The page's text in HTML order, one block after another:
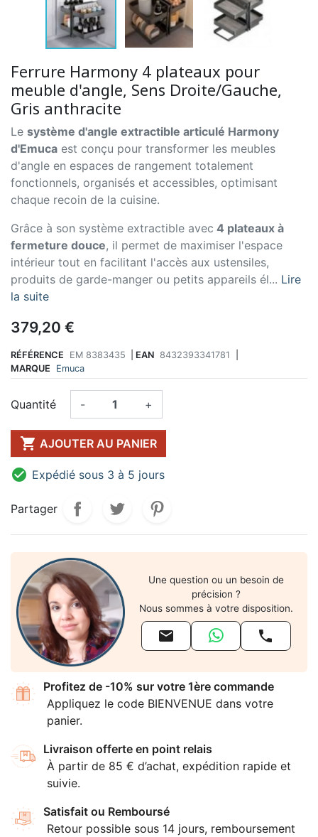
Ferrure Harmony 4 plateaux pour
meuble d'angle, Sens Droite/Gauche,
Gris anthracite
Le système d'angle extractible articulé Harmony
d'Emuca est conçu pour transformer les meubles
d'angle en espaces de rangement totalement
fonctionnels, organisés et accessibles, optimisant
chaque recoin de la cuisine.
Grâce à son système extractible avec 4 plateaux à
fermeture douce, il permet de maximiser l'espace
intérieur tout en facilitant l'accès aux ustensiles,
produits de garde-manger ou petits appareils él... Lire
la suite
379,20 €
RÉFÉRENCE EM 8383435 EAN 8432393341781
MARQUE
Emuca
Quantité - +
 AJOUTER AU PANIER
 Expédié sous 3 à 5 jours
Partager
Une question ou un besoin de
précision ?
Nous sommes à votre disposition.
 
Profitez de -10% sur votre 1ère commande
Appliquez le code BIENVENUE dans votre
panier.
Livraison offerte en point relais
À partir de 85 € d’achat, expédition rapide et
suivie.
Satisfait ou Remboursé
Retour possible sous 14 jours, remboursement